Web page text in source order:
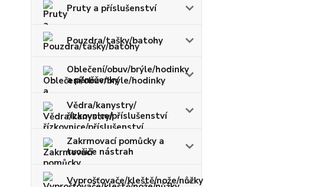
Pruty a příslušenství
Pouzdra/tašky/batohy
Oblečení/obuv/brýle/hodinky
a pěněženky
Vědra/kanystry/
řízkovnice/příslušenství
Zakrmovací pomůcky a
tvořiče nástrah
Vyprošťovače/kleště/nože/nůžky